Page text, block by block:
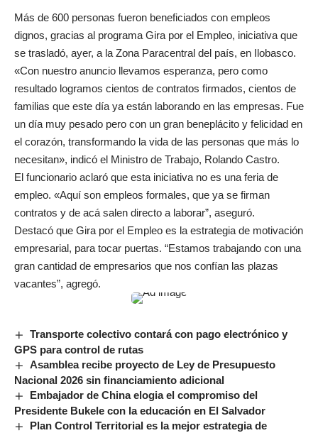
Más de 600 personas fueron beneficiados con empleos
dignos, gracias al programa Gira por el Empleo, iniciativa que
se trasladó, ayer, a la Zona Paracentral del país, en Ilobasco.
«Con nuestro anuncio llevamos esperanza, pero como
resultado logramos cientos de contratos firmados, cientos de
familias que este día ya están laborando en las empresas. Fue
un día muy pesado pero con un gran beneplácito y felicidad en
el corazón, transformando la vida de las personas que más lo
necesitan», indicó el Ministro de Trabajo, Rolando Castro.
El funcionario aclaró que esta iniciativa no es una feria de
empleo. «Aquí son empleos formales, que ya se firman
contratos y de acá salen directo a laborar”, aseguró.
Destacó que Gira por el Empleo es la estrategia de motivación
empresarial, para tocar puertas. “Estamos trabajando con una
gran cantidad de empresarios que nos confían las plazas
vacantes”, agregó.
Transporte colectivo contará con pago electrónico y
GPS para control de rutas
Asamblea recibe proyecto de Ley de Presupuesto
Nacional 2026 sin financiamiento adicional
Embajador de China elogia el compromiso del
Presidente Bukele con la educación en El Salvador
Plan Control Territorial es la mejor estrategia de